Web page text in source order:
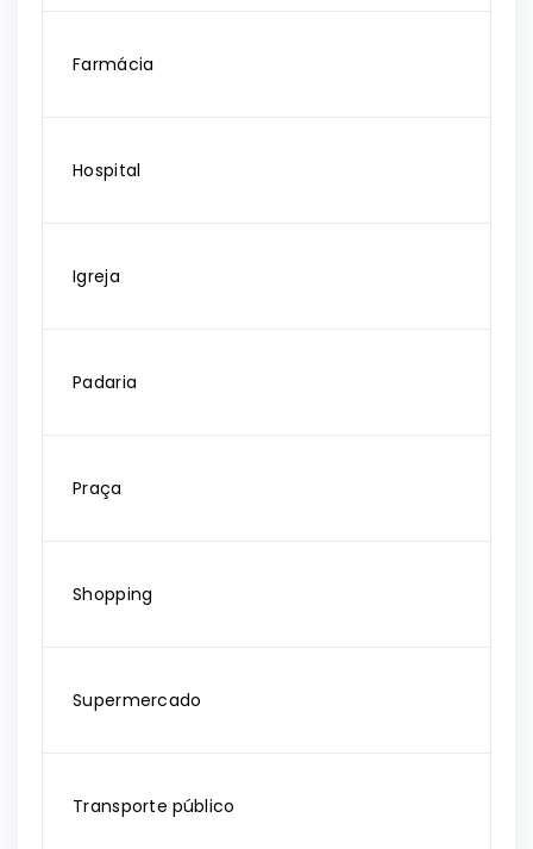
Farmácia
Hospital
Igreja
Padaria
Praça
Shopping
Supermercado
Transporte público